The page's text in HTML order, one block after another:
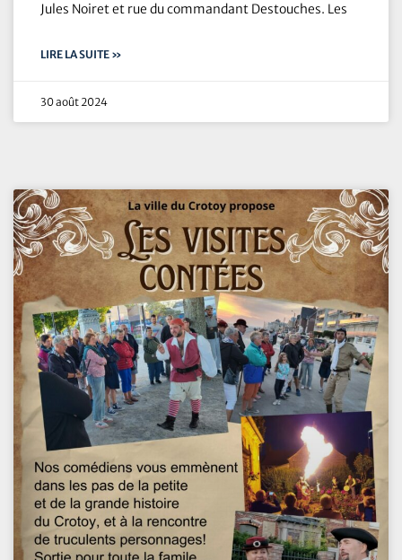
Jules Noiret et rue du commandant Destouches. Les
LIRE LA SUITE »
30 août 2024